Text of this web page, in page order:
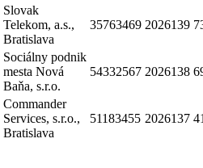
Slovak
Telekom, a.s.,
Bratislava
35763469 2026139
Sociálny podnik
mesta Nová
Baňa, s.r.o.
54332567 2026138
Commander
Services, s.r.o.,
Bratislava
51183455 2026137